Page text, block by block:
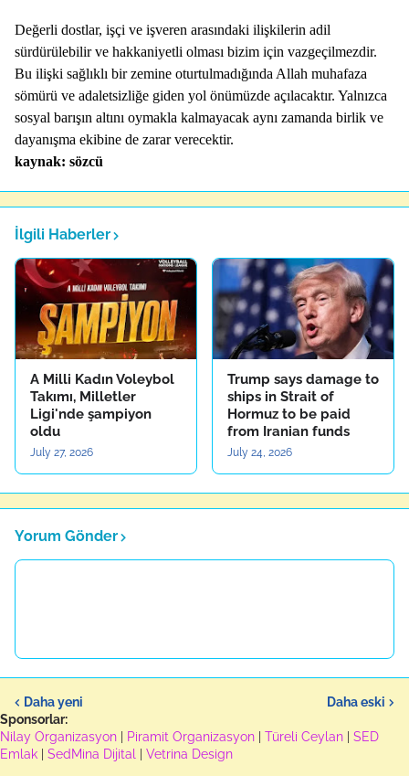
Değerli dostlar, işçi ve işveren arasındaki ilişkilerin adil
sürdürülebilir ve hakkaniyetli olması bizim için vazgeçilmezdir.
Bu ilişki sağlıklı bir zemine oturtulmadığında Allah muhafaza
sömürü ve adaletsizliğe giden yol önümüzde açılacaktır. Yalnızca
sosyal barışın altını oymakla kalmayacak aynı zamanda birlik ve
dayanışma ekibine de zarar verecektir.
kaynak: sözcü
İlgili Haberler
A Milli Kadın Voleybol
Takımı, Milletler
Ligi'nde şampiyon
oldu
July 27, 2026
Trump says damage to
ships in Strait of
Hormuz to be paid
from Iranian funds
July 24, 2026
Yorum Gönder
Daha yeni
Daha eski
Sponsorlar:
Nilay Organizasyon
Piramit Organizasyon Türeli Ceylan
SED
Emlak
SedMina Dijital Vetrina Design